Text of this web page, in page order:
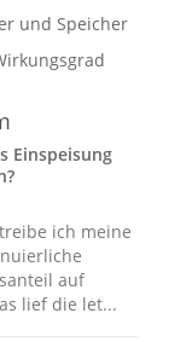
und Speicher
Einspeisung
ich meine
auf
lief die let...